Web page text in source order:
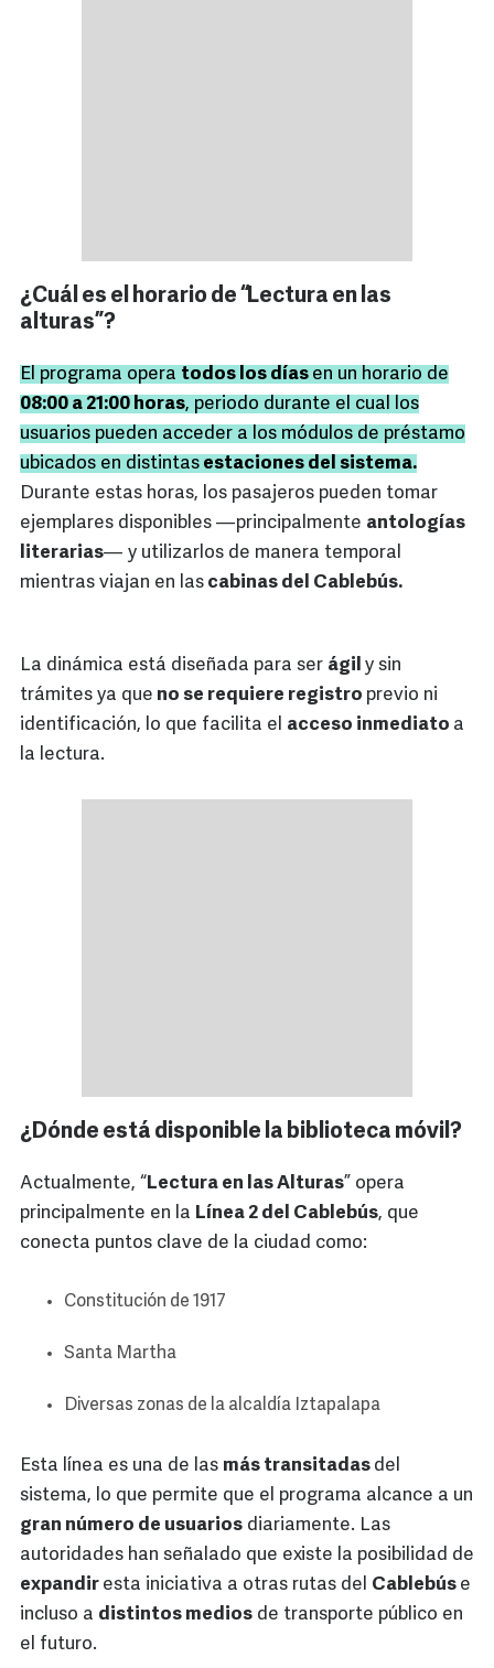
¿Cuál es el horario de “Lectura en las
alturas”?
El programa opera todos los días en un horario de
08:00 a 21:00 horas, periodo durante el cual los
usuarios pueden acceder a los módulos de préstamo
ubicados en distintas estaciones del sistema.
Durante estas horas, los pasajeros pueden tomar
ejemplares disponibles —principalmente antologías
literarias— y utilizarlos de manera temporal
mientras viajan en las cabinas del Cablebús.
La dinámica está diseñada para ser ágil y sin
trámites ya que no se requiere registro previo ni
identificación, lo que facilita el acceso inmediato a
la lectura.
¿Dónde está disponible la biblioteca móvil?
Actualmente, “Lectura en las Alturas” opera
principalmente en la Línea 2 del Cablebús, que
conecta puntos clave de la ciudad como:
Constitución de 1917
Santa Martha
Diversas zonas de la alcaldía Iztapalapa
Esta línea es una de las más transitadas del
sistema, lo que permite que el programa alcance a un
gran número de usuarios diariamente. Las
autoridades han señalado que existe la posibilidad de
expandir esta iniciativa a otras rutas del Cablebús e
incluso a distintos medios de transporte público en
el futuro.